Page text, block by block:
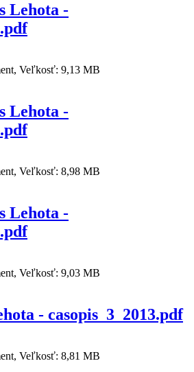
Lehota -
Veľkosť: 9,13 MB
Lehota -
Veľkosť: 8,98 MB
Lehota -
Veľkosť: 9,03 MB
- casopis_3_2013.pdf
Veľkosť: 8,81 MB